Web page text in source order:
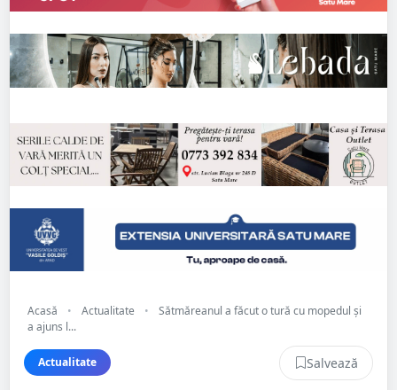
Acasă • Actualitate •
Sătmăreanul a făcut o tură cu mopedul și
a ajuns l...
Actualitate Salvează